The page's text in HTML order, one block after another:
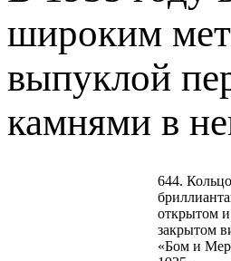
широким
выпуклой
камнями в
644.
открытом и
закрытом
«Бом и